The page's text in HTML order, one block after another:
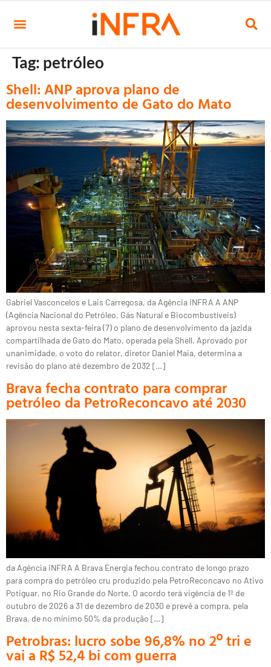
Tag: petróleo
Shell: ANP aprova plano de
desenvolvimento de Gato do Mato
Gabriel Vasconcelos e Lais Carregosa, da Agência iNFRA A ANP
(Agência Nacional do Petróleo, Gás Natural e Biocombustíveis)
aprovou nesta sexta-feira (7) o plano de desenvolvimento da jazida
compartilhada de Gato do Mato, operada pela Shell. Aprovado por
unanimidade, o voto do relator, diretor Daniel Maia, determina a
revisão do plano até dezembro de 2032 […]
Brava fecha contrato para comprar
petróleo da PetroReconcavo até 2030
da Agência iNFRA A Brava Energia fechou contrato de longo prazo
para compra do petróleo cru produzido pela PetroReconcavo no Ativo
Potiguar, no Rio Grande do Norte. O acordo terá vigência de 1º de
outubro de 2026 a 31 de dezembro de 2030 e prevê a compra, pela
Brava, de no mínimo 50% da produção […]
Petrobras: lucro sobe 96,8% no 2º tri e
vai a R$ 52,4 bi com guerra